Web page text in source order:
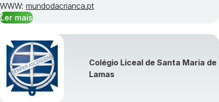
WWW: mundodacrianca.pt
Ler mais
Colégio Liceal de Santa Maria de
Lamas